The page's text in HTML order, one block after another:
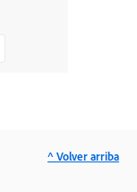
^ Volver arriba